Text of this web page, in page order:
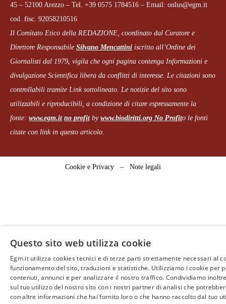
45 – 52100 Arezzo – Tel. +39 0575 1784516 – Email: onlus@egm.it
cod. fisc. 92058210516
Il Comitato Etico della REDAZIONE, coordinato dal Curatore e
Direttore Responsabile Silvano Mencattini iscritto all’Ordine dei
Giornalisti dal 1979, vigila che ogni pagina contenga Informazioni e
divulgazione Scientifica libera da conflitti di interesse. Le citazioni sono
controllabili tramite Link sottolineato. Le notizie del sito sono
utilizzabili e riproducibili, a condizione di citare espressamente la
fonte: www.egm.it no profitby www.biodiritti.org No Profito le fonti
citate con link in questo articolo.
Cookie e Privacy – Note legali
Questo sito web utilizza cookie
Egm.it utilizza cookies tecnici e di terze parti strettamente necessari al
funzionamento del sito, traduzioni e statistiche. Utilizziamo i cookie per
contenuti, annunci e per analizzare il nostro traffico. Condividiamo
sul tuo utilizzo del nostro sito con i nostri partner di analisi che
con altre informazioni che hai fornito loro o che hanno raccolto dal tuo